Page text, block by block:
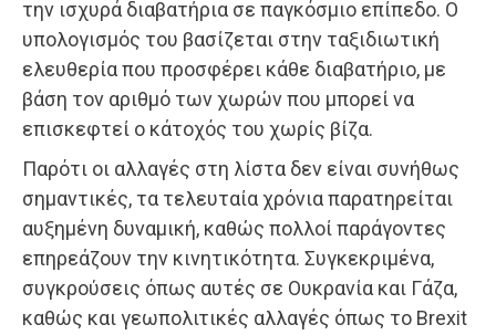
την ισχυρά διαβατήρια σε παγκόσμιο επίπεδο. Ο
υπολογισμός του βασίζεται στην ταξιδιωτική
ελευθερία που προσφέρει κάθε διαβατήριο, με
βάση τον αριθμό των χωρών που μπορεί να
επισκεφτεί ο κάτοχός του χωρίς βίζα.
Παρότι οι αλλαγές στη λίστα δεν είναι συνήθως
σημαντικές, τα τελευταία χρόνια παρατηρείται
αυξημένη δυναμική, καθώς πολλοί παράγοντες
επηρεάζουν την κινητικότητα. Συγκεκριμένα,
συγκρούσεις όπως αυτές σε Ουκρανία και Γάζα,
καθώς και γεωπολιτικές αλλαγές όπως το Brexit